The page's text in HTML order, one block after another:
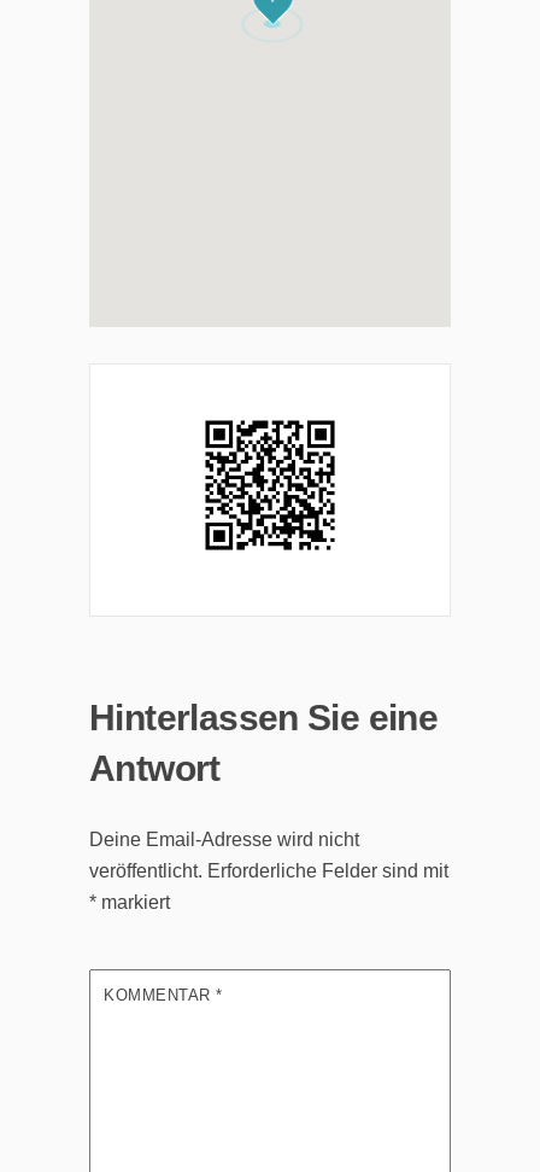
Hinterlassen Sie eine
Antwort
Deine Email-Adresse wird nicht
veröffentlicht. Erforderliche Felder sind mit
* markiert
KOMMENTAR*